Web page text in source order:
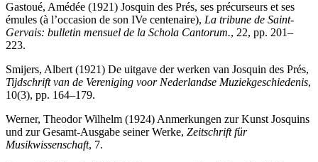
Gastoué, Amédée (1921) Josquin des Prés, ses précurseurs et ses
émules (à l’occasion de son IVe centenaire), La tribune de Saint-
Gervais: bulletin mensuel de la Schola Cantorum., 22, pp. 201–
223.
Smijers, Albert (1921) De uitgave der werken van Josquin des Prés,
Tijdschrift van de Vereniging voor Nederlandse Muziekgeschiedenis,
10(3), pp. 164–179.
Werner, Theodor Wilhelm (1924) Anmerkungen zur Kunst Josquins
und zur Gesamt-Ausgabe seiner Werke, Zeitschrift für
Musikwissenschaft, 7.